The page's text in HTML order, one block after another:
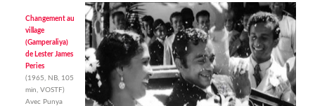
Changement au
village
(Gamperaliya)
de Lester James
Peries
(1965, NB, 105
min, VOSTF)
Avec Punya